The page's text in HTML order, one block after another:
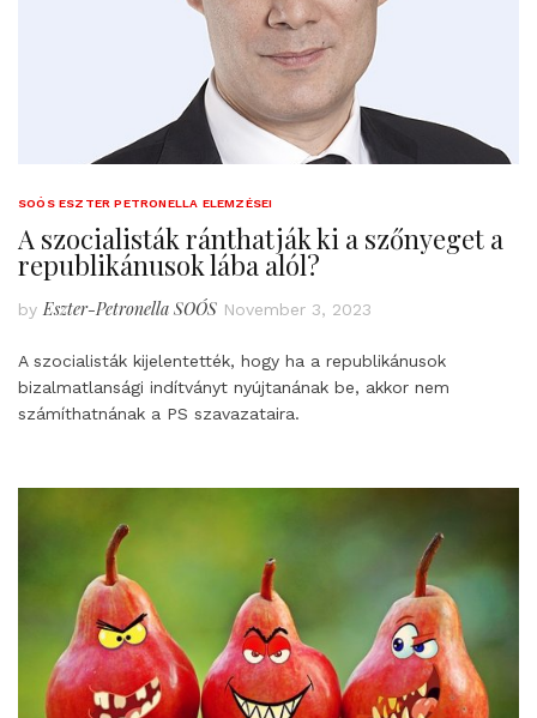
SOÓS ESZTER PETRONELLA ELEMZÉSEI
A szocialisták ránthatják ki a szőnyeget a
republikánusok lába alól?
by Eszter-Petronella SOÓS November 3, 2023
A szocialisták kijelentették, hogy ha a republikánusok
bizalmatlansági indítványt nyújtanának be, akkor nem
számíthatnának a PS szavazataira.